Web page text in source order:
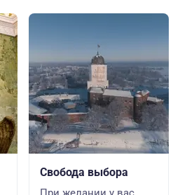
Свобода выбора